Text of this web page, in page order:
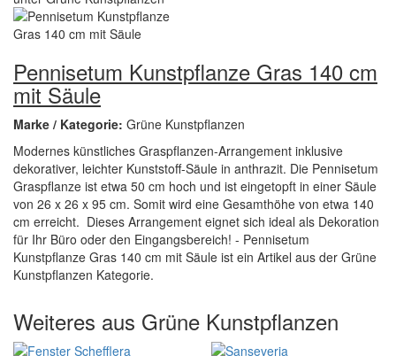
Pennisetum Kunstpflanze Gras 140 cm
mit Säule
Marke / Kategorie: Grüne Kunstpflanzen
Modernes künstliches Graspflanzen-Arrangement inklusive
dekorativer, leichter Kunststoff-Säule in anthrazit. Die Pennisetum
Graspflanze ist etwa 50 cm hoch und ist eingetopft in einer Säule
von 26 x 26 x 95 cm. Somit wird eine Gesamthöhe von etwa 140
cm erreicht. Dieses Arrangement eignet sich ideal als Dekoration
für Ihr Büro oder den Eingangsbereich! - Pennisetum
Kunstpflanze Gras 140 cm mit Säule ist ein Artikel aus der Grüne
Kunstpflanzen Kategorie.
Weiteres aus Grüne Kunstpflanzen